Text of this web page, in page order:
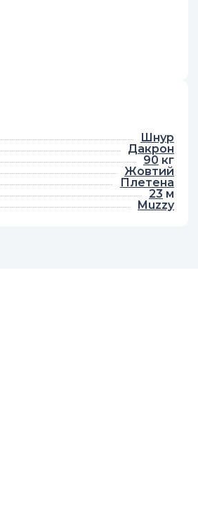
Шнур
Дакрон
90 кг
Жовтий
Плетена
23 м
Muzzy